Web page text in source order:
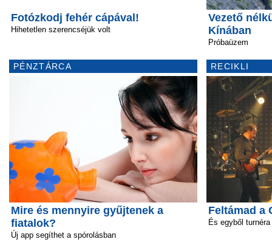
Fotózkodj fehér cápával!
Hihetetlen szerencséjük volt
PÉNZTÁRCA
Mire és mennyire gyűjtenek a
fiatalok?
Új app segíthet a spórolásban
Vezető
Kínában
Próbaüzem
RECIKLI
Feltámad a
És egyből